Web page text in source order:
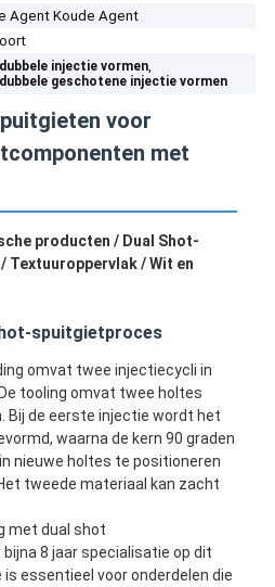
Agent Koude Agent
injectie vormen,
geschotene injectie vormen
voor
met
producten / Dual Shot-
Textuuroppervlak / Wit en
spuitgietproces
omvat twee injectiecycli in
tooling omvat twee holtes
Bij de eerste injectie wordt het
waarna de kern 90 graden
nieuwe holtes te positioneren
tweede materiaal kan zacht
met dual shot
8 jaar specialisatie op dit
essentieel voor onderdelen die